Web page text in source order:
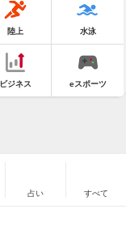
陸上 水泳
ビジネス eスポーツ
占い すべて